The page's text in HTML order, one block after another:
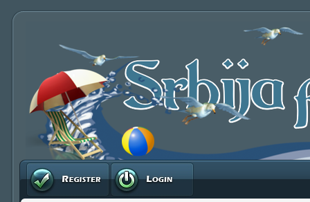
Registruj se Prijavite se